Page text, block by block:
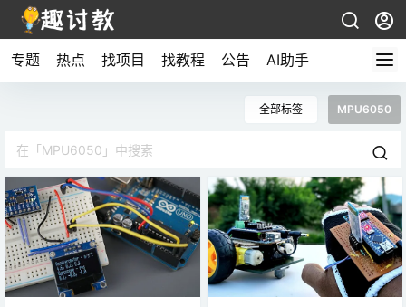
专题 热点 找项目 找教程 公告 AI助手
全部标签 MPU6050